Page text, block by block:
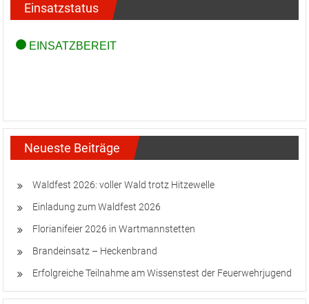
Einsatzstatus
Neueste Beiträge
Waldfest 2026: voller Wald trotz Hitzewelle
Einladung zum Waldfest 2026
Florianifeier 2026 in Wartmannstetten
Brandeinsatz – Heckenbrand
Erfolgreiche Teilnahme am Wissenstest der Feuerwehrjugend